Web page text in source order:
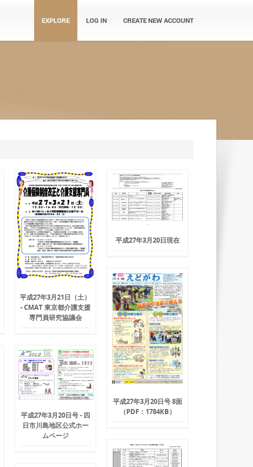
EXPLORE LOG IN CREATE NEW ACCOUNT
平成27年3月21日（土）
- CMAT 東京都介護支援
専門員研究協議会
平成27年3月20日現在
平成27年3月20日号 8面
（PDF：1784KB）
平成27年3月20日号 - 四
日市川島地区公式ホー
ムページ